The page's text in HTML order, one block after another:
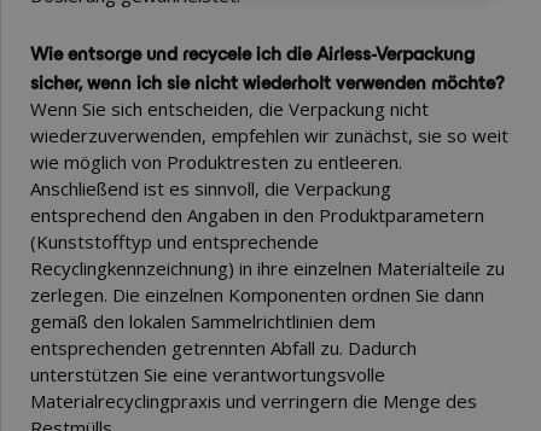
Wie entsorge und recycele ich die Airless-Verpackung
sicher, wenn ich sie nicht wiederholt verwenden möchte?
Wenn Sie sich entscheiden, die Verpackung nicht
wiederzuverwenden, empfehlen wir zunächst, sie so weit
wie möglich von Produktresten zu entleeren.
Anschließend ist es sinnvoll, die Verpackung
entsprechend den Angaben in den Produktparametern
(Kunststofftyp und entsprechende
Recyclingkennzeichnung) in ihre einzelnen Materialteile zu
zerlegen. Die einzelnen Komponenten ordnen Sie dann
gemäß den lokalen Sammelrichtlinien dem
entsprechenden getrennten Abfall zu. Dadurch
unterstützen Sie eine verantwortungsvolle
Materialrecyclingpraxis und verringern die Menge des